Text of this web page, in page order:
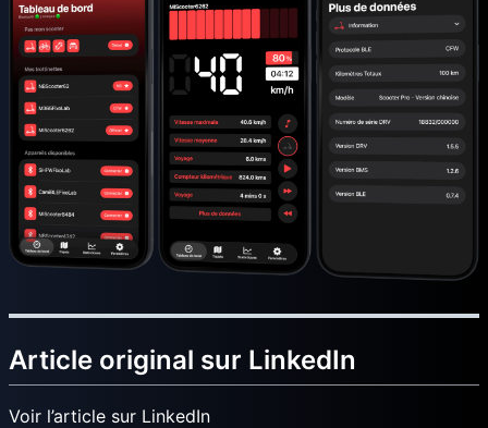
Article original sur LinkedIn
Voir l’article sur LinkedIn